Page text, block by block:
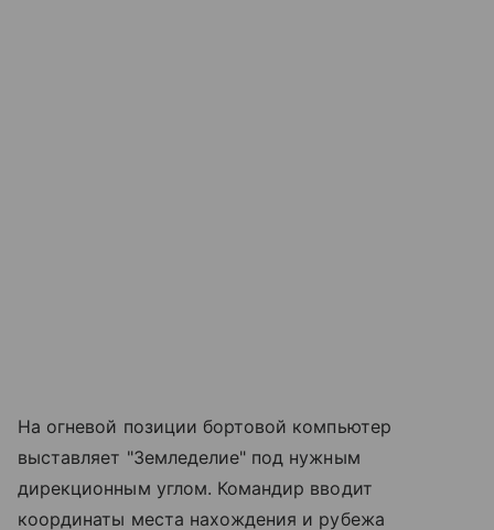
На огневой позиции бортовой компьютер
выставляет "Земледелие" под нужным
дирекционным углом. Командир вводит
координаты места нахождения и рубежа